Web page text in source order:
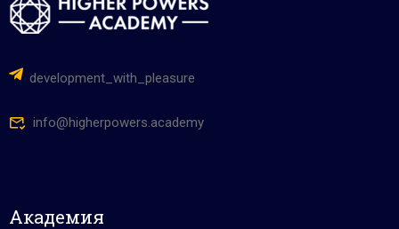
development_with_pleasure
info@higherpowers.academy
Академия